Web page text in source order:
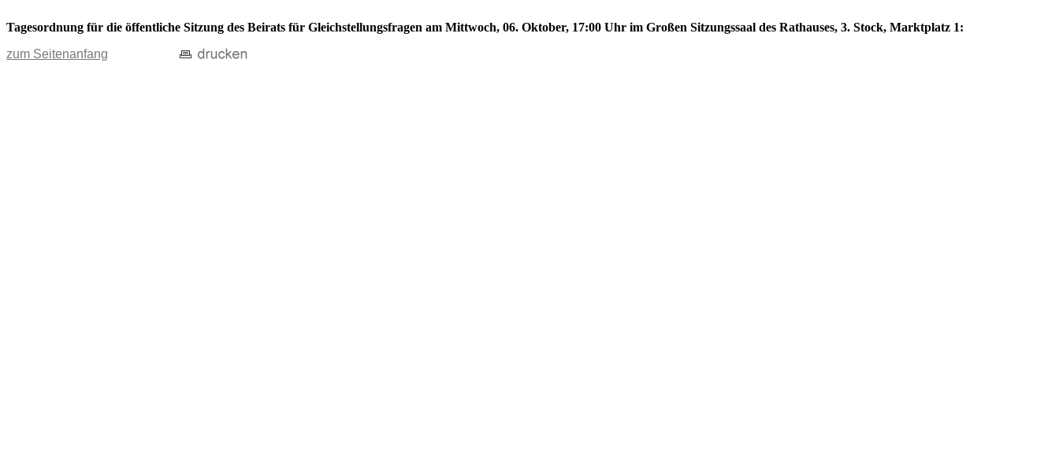
Tagesordnung für die öffentliche Sitzung des Beirats für Gleichstellungsfragen am Mittwoch, 06. Oktober, 17:00 Uhr im Großen Sitzungssaal des Rathauses, 3. Stock, Marktplatz 1:
zum Seitenanfang